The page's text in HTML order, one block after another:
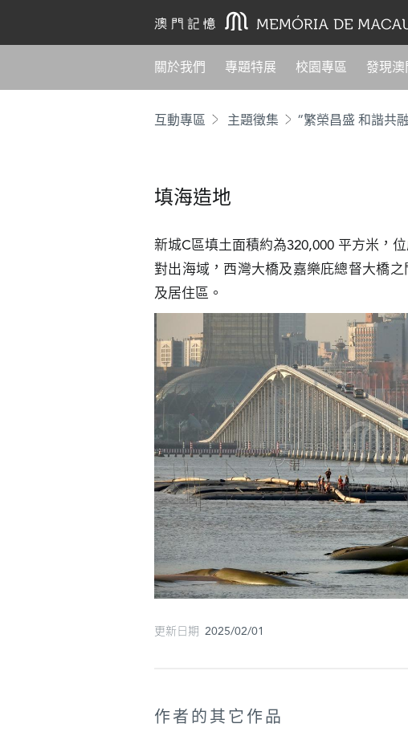
關於我們 專題特展 校園專區 發現澳
互動專區 主題徵集 “繁榮昌盛 和諧共
填海造地
新城C區填土面積約為320,000 平方米，
對出海域，西灣大橋及嘉樂庇總督大橋
及居住區。
更新日期 2025/02/01
作者的其它作品